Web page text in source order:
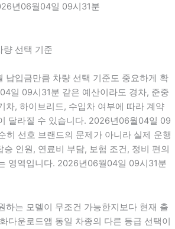
년06월04일 09시31분
량 선택 기준
납입금만큼 차량 선택 기준도 중요하게 확
일 09시31분 같은 예산이라도 경차, 준중
차, 하이브리드, 수입차 여부에 따라 계약
달라질 수 있습니다. 2026년06월04일 09
히 선호 브랜드의 문제가 아니라 실제 운행
승 인원, 연료비 부담, 보험 조건, 정비 편의
영역입니다. 2026년06월04일 09시31분
하는 모델이 무조건 가능한지보다 현재 출
다운로드앱 동일 차종의 다른 등급 선택이